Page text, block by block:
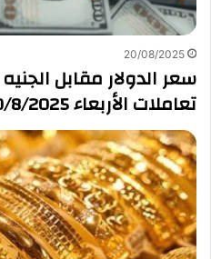
20/08/2025
سعر الدولار مقابل
تعاملات الأربعاء 20/8/2025